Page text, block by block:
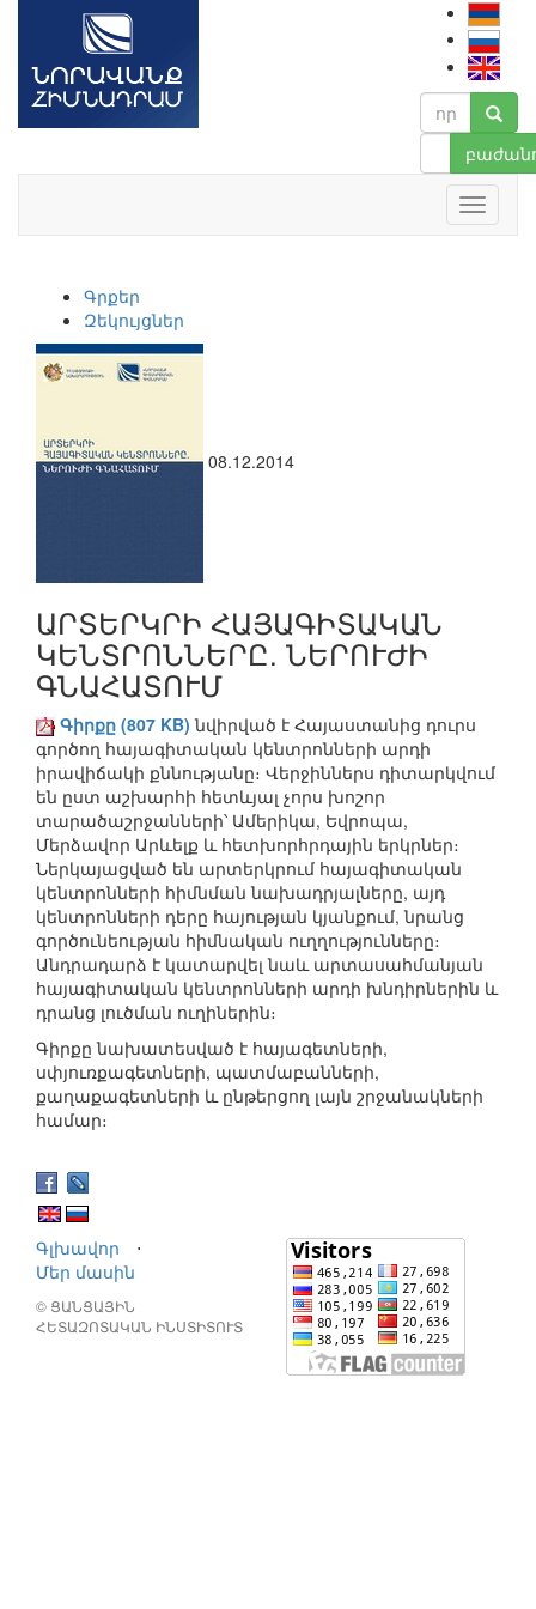
Գրքեր
Զեկույցներ
08.12.2014
ԱՐՏԵՐԿՐԻ ՀԱՅԱԳԻՏԱԿԱՆ
ԿԵՆՏՐՈՆՆԵՐԸ. ՆԵՐՈՒԺԻ
ԳՆԱՀԱՏՈՒՄ
Գիրքը (807 KB) նվիրված է Հայաստանից դուրս
գործող հայագիտական կենտրոնների արդի
իրավիճակի քննությանը։ Վերջիններս դիտարկվում
են ըստ աշխարհի հետևյալ չորս խոշոր
տարածաշրջանների՝ Ամերիկա, Եվրոպա,
Մերձավոր Արևելք և հետխորհրդային երկրներ։
Ներկայացված են արտերկրում հայագիտական
կենտրոնների հիմնման նախադրյալները, այդ
կենտրոնների դերը հայության կյանքում, նրանց
գործունեության հիմնական ուղղությունները։
Անդրադարձ է կատարվել նաև արտասահմանյան
հայագիտական կենտրոնների արդի խնդիրներին և
դրանց լուծման ուղիներին։
Գիրքը նախատեսված է հայագետների,
սփյուռքագետների, պատմաբանների,
քաղաքագետների և ընթերցող լայն շրջանակների
համար։
Գլխավոր
⋅
Մեր մասին
© ՑԱՆՑԱՅԻՆ
ՀԵՏԱԶՈՏԱԿԱՆ ԻՆՍՏԻՏՈՒՏ